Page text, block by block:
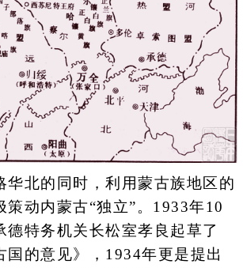
北的同时，利用蒙古族地区的
策动内蒙古“独立”。1933年10
德特务机关长松室孝良起草了
国的意见》，1934年更是提出